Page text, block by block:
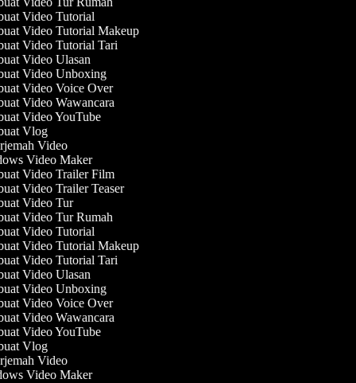
Video Tutorial
Video Tutorial Makeup
Video Tutorial Tari
Video Ulasan
Video Unboxing
Video Voice Over
Video Wawancara
Video YouTube
Vlog
Video
Video Maker
Video Trailer Film
Video Trailer Teaser
Video Tur
Video Tur Rumah
Video Tutorial
Video Tutorial Makeup
Video Tutorial Tari
Video Ulasan
Video Unboxing
Video Voice Over
Video Wawancara
Video YouTube
Vlog
Video
Video Maker